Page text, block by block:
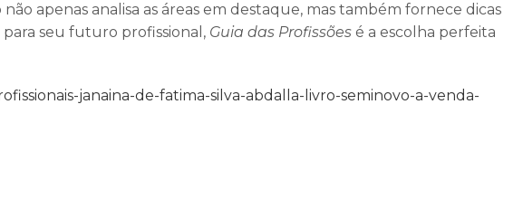
apenas analisa as áreas em destaque, mas também fornece dicas
para seu futuro profissional, Guia das Profissões é a escolha perfeita
janaina-de-fatima-silva-abdalla-livro-seminovo-a-venda-